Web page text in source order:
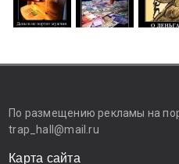
По размещению рекламы на
trap_hall@mail.ru
Карта сайта